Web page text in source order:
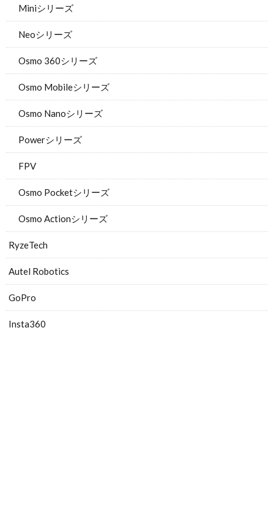
Miniシリーズ
Neoシリーズ
Osmo 360シリーズ
Osmo Mobileシリーズ
Osmo Nanoシリーズ
Powerシリーズ
FPV
Osmo Pocketシリーズ
Osmo Actionシリーズ
RyzeTech
Autel Robotics
GoPro
Insta360